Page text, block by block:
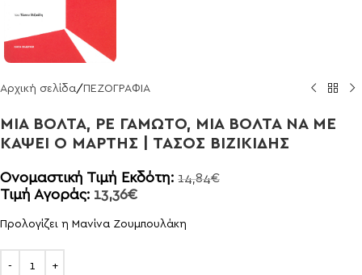
Αρχική σελίδα /ΠΕΖΟΓΡΑΦΙΑ
ΜΙΑ ΒΟΛΤΑ, ΡΕ ΓΑΜΩΤΟ, ΜΙΑ ΒΟΛΤΑ ΝΑ ΜΕ
ΚΑΨΕΙ Ο ΜΑΡΤΗΣ | ΤΑΣΟΣ ΒΙΖΙΚΙΔΗΣ
Ονομαστική Τιμή Εκδότη: 14,84€
Τιμή Αγοράς: 13,36€
Προλογίζει η Μανίνα Ζουμπουλάκη